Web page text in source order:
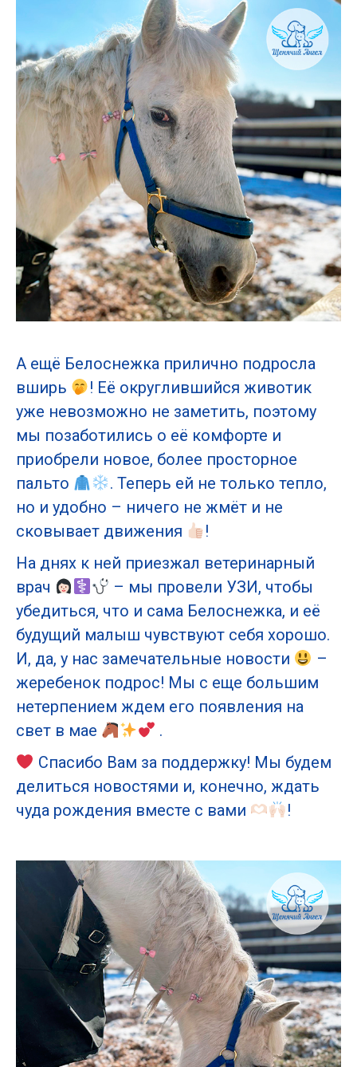
А ещё Белоснежка прилично подросла
вширь
! Её округлившийся животик
уже невозможно не заметить, поэтому
мы позаботились о её комфорте и
приобрели новое, более просторное
пальто
. Теперь ей не только тепло,
но и удобно – ничего не жмёт и не
сковывает движения
!
На днях к ней приезжал ветеринарный
врач
– мы провели УЗИ, чтобы
убедиться, что и сама Белоснежка, и её
будущий малыш чувствуют себя хорошо.
И, да, у нас замечательные новости
–
жеребенок подрос! Мы с еще большим
нетерпением ждем его появления на
свет в мае
.
Спасибо Вам за поддержку! Мы будем
делиться новостями и, конечно, ждать
чуда рождения вместе с вами
!